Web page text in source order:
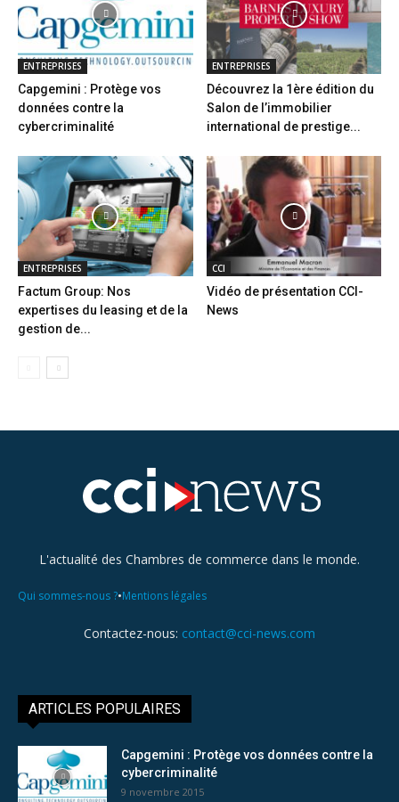
ENTREPRISES
Capgemini : Protège vos
données contre la
cybercriminalité
ENTREPRISES
Découvrez la 1ère édition du
Salon de l’immobilier
international de prestige...
ENTREPRISES
Factum Group: Nos
expertises du leasing et de la
gestion de...
CCI
Vidéo de présentation CCI-
News
L'actualité des Chambres de commerce dans le monde.
Qui sommes-nous ?•Mentions légales
Contactez-nous: contact@cci-news.com
ARTICLES POPULAIRES
Capgemini : Protège vos données contre la
cybercriminalité
9 novembre 2015